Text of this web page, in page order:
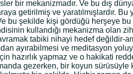
bir mekanizmadır. Ve bu dış
getirilmiş ve yaratılmışlardır.
bu şekilde kişi gördüğü herşeye bu
kullandığı mekanizma olan
tabiki nihayi hedef değildir-
ayırabilmesi ve meditasyon
hazırlık yapmaz ve o hakikati
gezerken, bir koyun sürüsüyle